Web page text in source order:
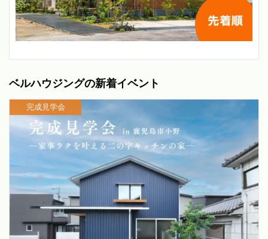
ベルハウジングの新着イベント
完成見学会